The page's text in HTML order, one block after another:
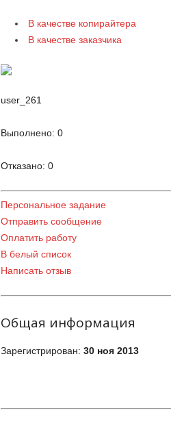
В качестве копирайтера
В качестве заказчика
user_261
Выполнено: 0
Отказано: 0
Персональное задание
Отправить сообщение
Оплатить работу
В белый список
Написать отзыв
Общая информация
Зарегистрирован: 30 ноя 2013